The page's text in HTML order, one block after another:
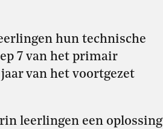
hun technische
7 van het primair
van het voortgezet
leerlingen een oplossing